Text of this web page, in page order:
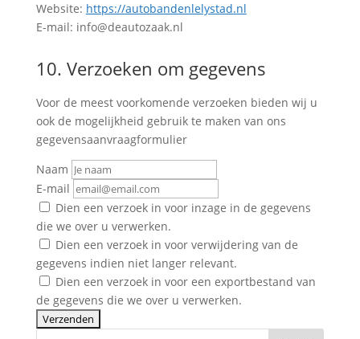
Website: https://autobandenlelystad.nl
E-mail: info@deautozaak.nl
10. Verzoeken om gegevens
Voor de meest voorkomende verzoeken bieden wij u
ook de mogelijkheid gebruik te maken van ons
gegevensaanvraagformulier
Naam
E-mail
Dien een verzoek in voor inzage in de gegevens
die we over u verwerken.
Dien een verzoek in voor verwijdering van de
gegevens indien niet langer relevant.
Dien een verzoek in voor een exportbestand van
de gegevens die we over u verwerken.